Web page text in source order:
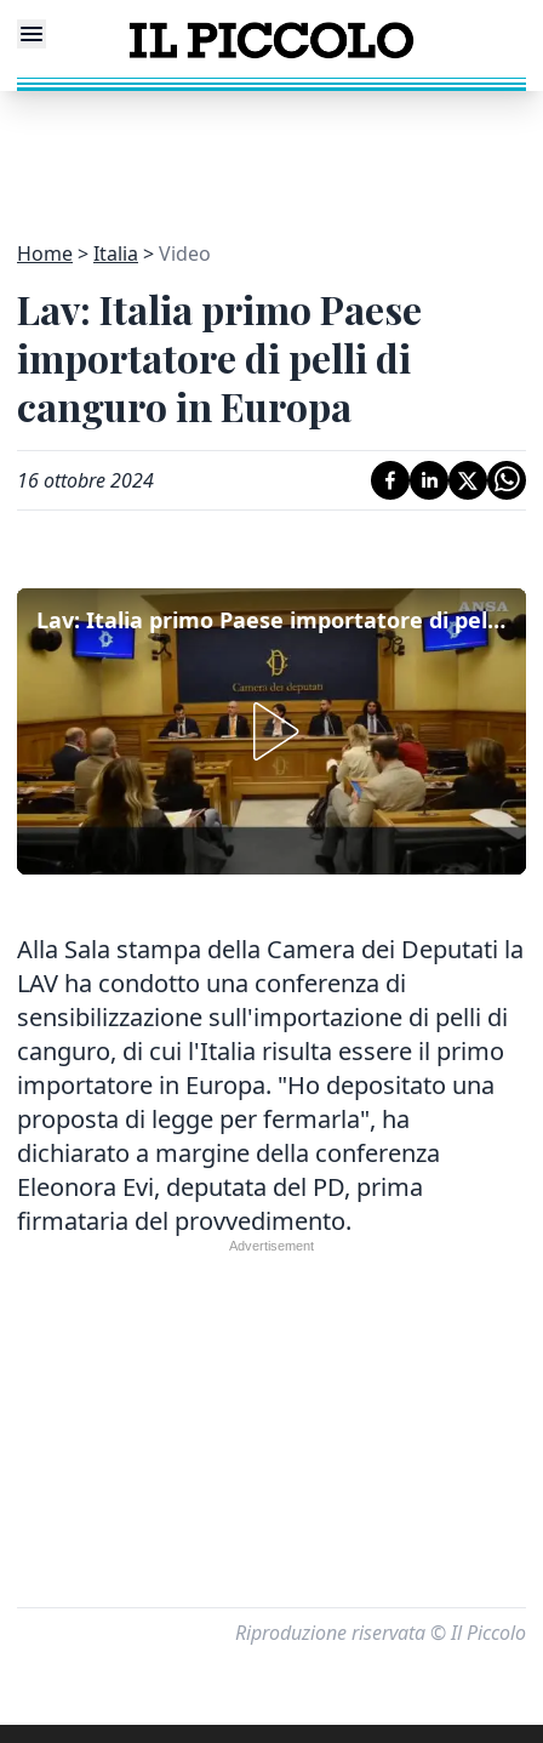
Home Italia Video
Lav: Italia primo Paese
importatore di pelli di
canguro in Europa
16 ottobre 2024
Lav: Italia primo Paese importatore di pelli di canguro in Europa
Alla Sala stampa della Camera dei Deputati la
LAV ha condotto una conferenza di
sensibilizzazione sull'importazione di pelli di
canguro, di cui l'Italia risulta essere il primo
importatore in Europa. "Ho depositato una
proposta di legge per fermarla", ha
dichiarato a margine della conferenza
Eleonora Evi, deputata del PD, prima
firmataria del provvedimento.
Riproduzione riservata © Il Piccolo